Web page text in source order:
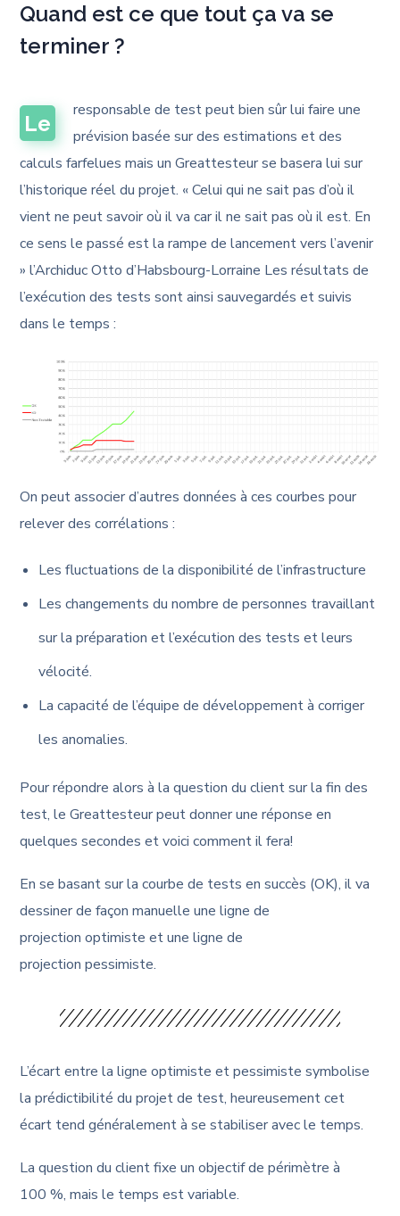
Quand est ce que tout ça va se
terminer ?
Le
responsable de test peut bien sûr lui faire une
prévision basée sur des estimations et des
calculs farfelues mais un Greattesteur se basera lui sur
l’historique réel du projet. « Celui qui ne sait pas d’où il
vient ne peut savoir où il va car il ne sait pas où il est. En
ce sens le passé est la rampe de lancement vers l’avenir
» l’Archiduc Otto d’Habsbourg-Lorraine Les résultats de
l’exécution des tests sont ainsi sauvegardés et suivis
dans le temps :
On peut associer d’autres données à ces courbes pour
relever des corrélations :
Les fluctuations de la disponibilité de l’infrastructure
Les changements du nombre de personnes travaillant
sur la préparation et l’exécution des tests et leurs
vélocité.
La capacité de l’équipe de développement à corriger
les anomalies.
Pour répondre alors à la question du client sur la fin des
test, le Greattesteur peut donner une réponse en
quelques secondes et voici comment il fera!
En se basant sur la courbe de tests en succès (OK), il va
dessiner de façon manuelle une ligne de
projectionoptimisteet une ligne de
projectionpessimiste.
L’écart entre la ligne optimiste et pessimiste symbolise
la prédictibilité du projet de test, heureusement cet
écart tend généralement à se stabiliser avec le temps.
La question du client fixe un objectif de périmètre à
100 %, mais le temps est variable.